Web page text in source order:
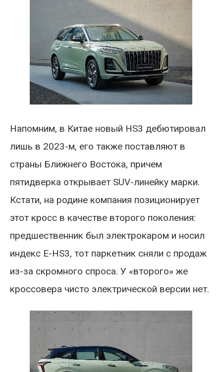
Напомним, в Китае новый HS3 дебютировал
лишь в 2023-м, его также поставляют в
страны Ближнего Востока, причем
пятидверка открывает SUV-линейку марки.
Кстати, на родине компания позиционирует
этот кросс в качестве второго поколения:
предшественник был электрокаром и носил
индекс E-HS3, тот паркетник сняли с продаж
из-за скромного спроса. У «второго» же
кроссовера чисто электрической версии нет.